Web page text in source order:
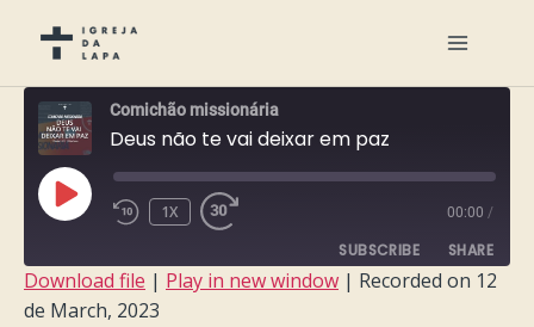
Comichão missionária
Deus não te vai deixar em paz
PLAY
EPISODE
1X 00:00 /
SUBSCRIBE SHARE
SHARE
Download file | Play in new window | Recorded on 12
de March, 2023